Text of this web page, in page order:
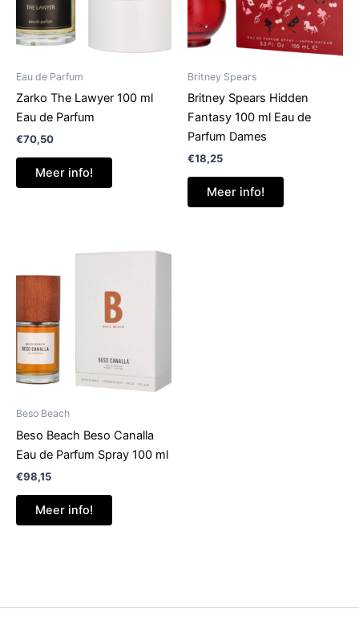
Eau de Parfum
Zarko The Lawyer 100 ml
Eau de Parfum
€70,50
Meer info!
Britney Spears
Britney Spears Hidden
Fantasy 100 ml Eau de
Parfum Dames
€18,25
Meer info!
Beso Beach
Beso Beach Beso Canalla
Eau de Parfum Spray 100 ml
€98,15
Meer info!